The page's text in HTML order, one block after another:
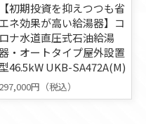
【初期投資を抑えつつも省
エネ効果が高い給湯器】コ
ロナ水道直圧式石油給湯
・オートタイプ屋外設置
46.5kW UKB-SA472A(M)
297,000円（税込）